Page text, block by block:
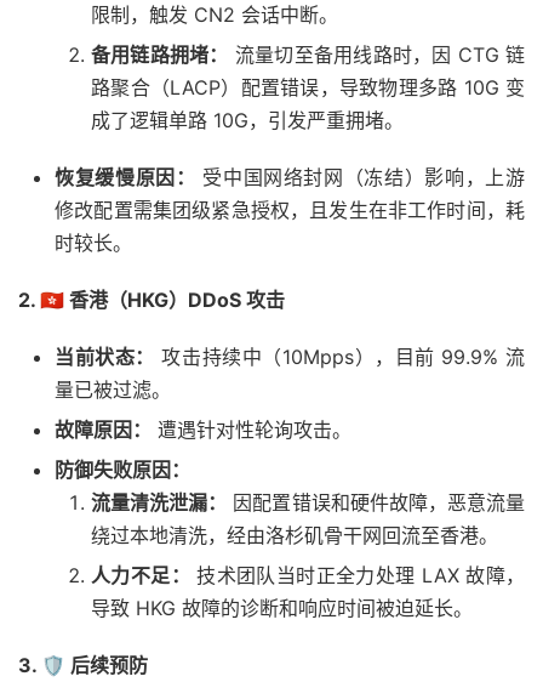
限制，触发 CN2 会话中断。
备用链路拥堵：
流量切至备用线路时，因 CTG 链
路聚合（LACP）配置错误，导致物理多路 10G 变
成了逻辑单路 10G，引发严重拥堵。
恢复缓慢原因：
受中国网络封网（冻结）影响，上游
修改配置需集团级紧急授权，且发生在非工作时间，耗
时较长。
2. 🇭🇰 香港（HKG）DDoS 攻击
当前状态：
攻击持续中（10Mpps），目前 99.9% 流
量已被过滤。
故障原因：
遭遇针对性轮询攻击。
防御失败原因：
流量清洗泄漏：
因配置错误和硬件故障，恶意流量
绕过本地清洗，经由洛杉矶骨干网回流至香港。
人力不足：
技术团队当时正全力处理 LAX 故障，
导致 HKG 故障的诊断和响应时间被迫延长。
3. 🛡️ 后续预防